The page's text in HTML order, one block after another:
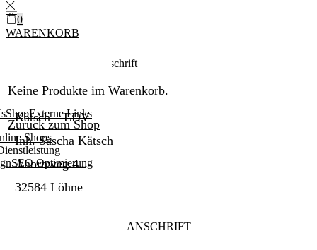
ShopExterne Links
Shops
SEO Optimierung
00
0
WARENKORB
Keine Produkte im Warenkorb.
Zurück zum Shop
Anschrift
Kätsch – EDV
Inh. Sascha Kätsch
Ahornweg 4
32584 Löhne
ANSCHRIFT